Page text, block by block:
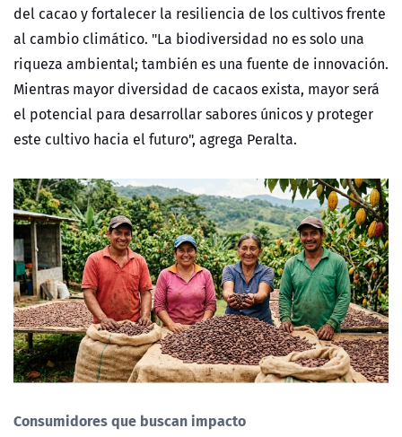
del cacao y fortalecer la resiliencia de los cultivos frente
al cambio climático. "La biodiversidad no es solo una
riqueza ambiental; también es una fuente de innovación.
Mientras mayor diversidad de cacaos exista, mayor será
el potencial para desarrollar sabores únicos y proteger
este cultivo hacia el futuro", agrega Peralta.
Consumidores que buscan impacto